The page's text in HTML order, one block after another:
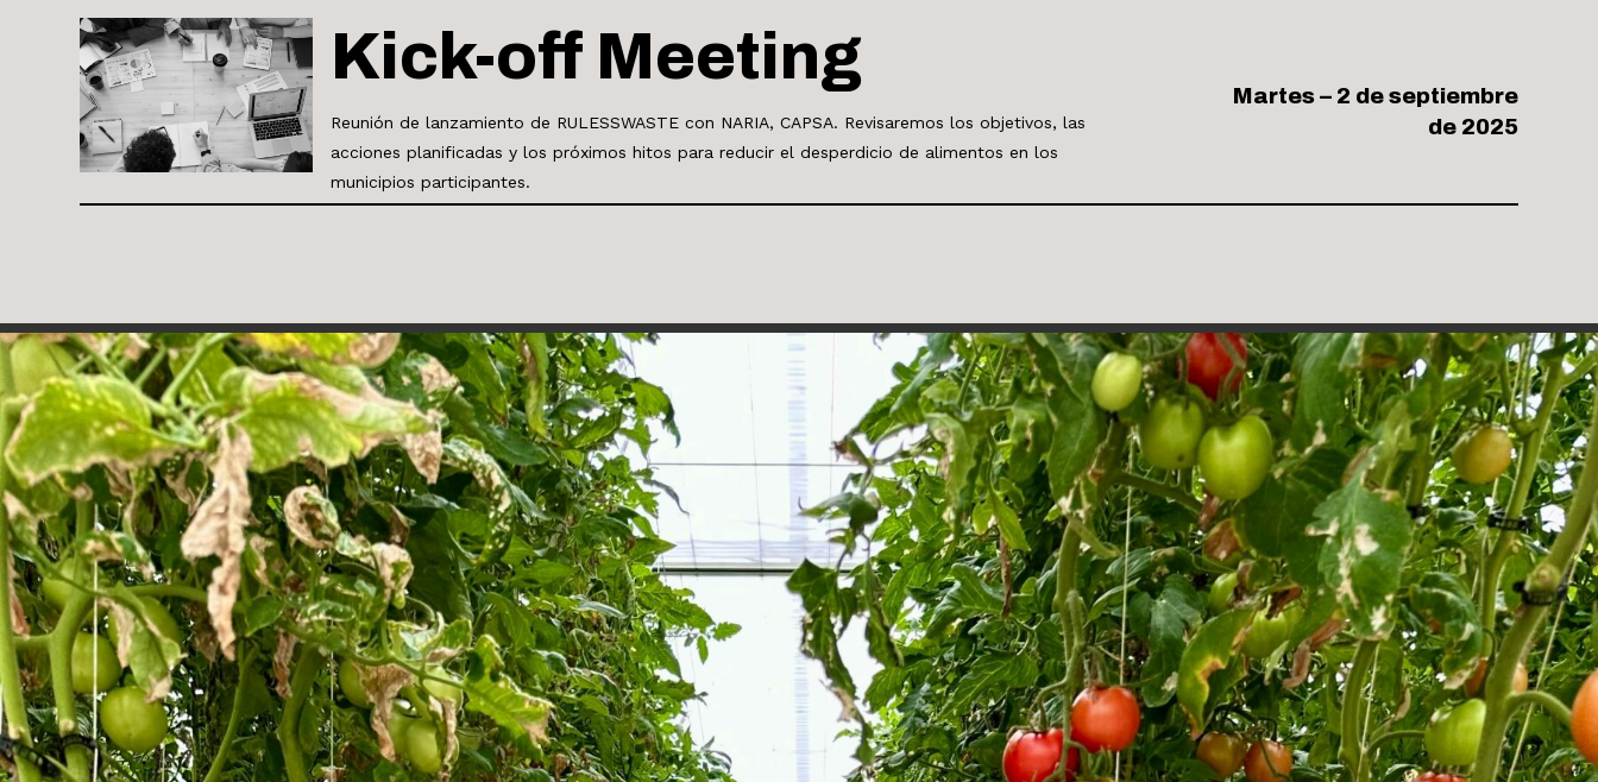
Kick-off Meeting
Reunión de lanzamiento de RULESSWASTE con NARIA, CAPSA. Revisaremos los objetivos, las
acciones planificadas y los próximos hitos para reducir el desperdicio de alimentos en los
municipios participantes.
Martes – 2 de septiembre
de 2025